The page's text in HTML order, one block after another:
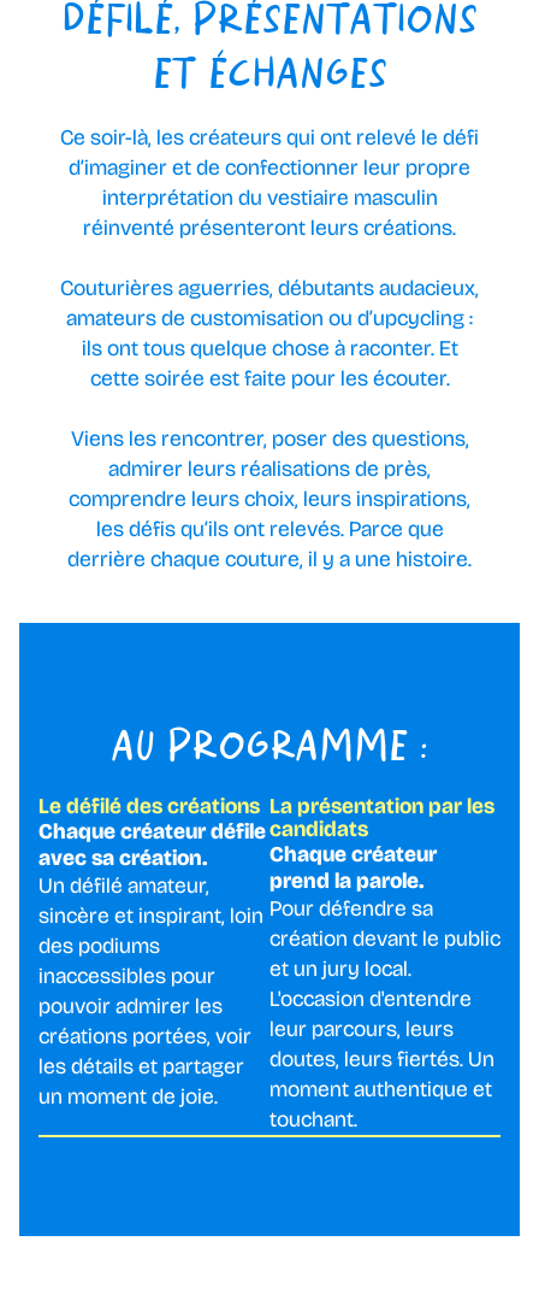
DÉFILÉ, PRÉSENTATIONS
ET ÉCHANGES
Ce soir-là, les créateurs qui ont relevé le défi
d’imaginer et de confectionner leur propre
interprétation du vestiaire masculin
réinventé présenteront leurs créations.
Couturières aguerries, débutants audacieux,
amateurs de customisation ou d’upcycling :
ils ont tous quelque chose à raconter. Et
cette soirée est faite pour les écouter.
Viens les rencontrer, poser des questions,
admirer leurs réalisations de près,
comprendre leurs choix, leurs inspirations,
les défis qu’ils ont relevés. Parce que
derrière chaque couture, il y a une histoire.
AU PROGRAMME :
Le défilé des créations
Chaque créateur défile
avec sa création.
Un défilé amateur,
sincère et inspirant, loin
des podiums
inaccessibles pour
pouvoir admirer les
créations portées, voir
les détails et partager
un moment de joie.
La présentation par les
candidats
Chaque créateur
prend la parole.
Pour défendre sa
création devant le public
et un jury local.
L'occasion d'entendre
leur parcours, leurs
doutes, leurs fiertés. Un
moment authentique et
touchant.